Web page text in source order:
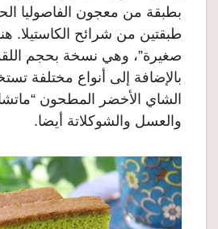
بطبقة من معجون الفاصوليا
طبقتين من شرائح الكاستيلا.
صغيرة”، وهي نسخة بحجم
بالإضافة إلى أنواع مختلفة
الشاي الأخضر المطحون
والعسل والشوكلاتة أيضا.